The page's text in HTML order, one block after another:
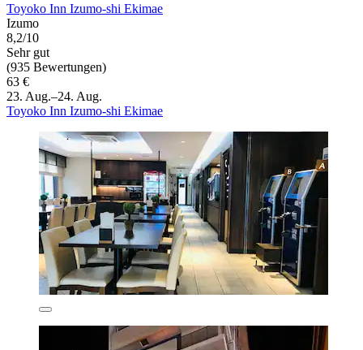
Toyoko Inn Izumo-shi Ekimae
Izumo
8,2/10
Sehr gut
(935 Bewertungen)
63 €
23. Aug.–24. Aug.
Toyoko Inn Izumo-shi Ekimae